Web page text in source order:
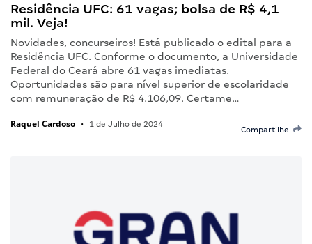
Residência UFC: 61 vagas; bolsa de R$ 4,1
mil. Veja!
Novidades, concurseiros! Está publicado o edital para a
Residência UFC. Conforme o documento, a Universidade
Federal do Ceará abre 61 vagas imediatas.
Oportunidades são para nível superior de escolaridade
com remuneração de R$ 4.106,09. Certame…
Raquel Cardoso • 1 de Julho de 2024
Compartilhe